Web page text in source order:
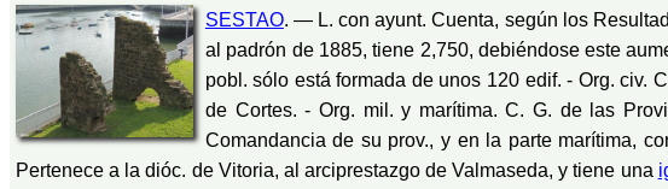
SESTAO. — L. con ayunt. Cuenta, según los
al padrón de 1885, tiene 2,750, debiéndose este
pobl. sólo está formada de unos 120 edif. - Org. civ.
de Cortes. - Org. mil. y marítima. C. G. de las
Comandancia de su prov., y en la parte marítima,
Pertenece a la dióc. de Vitoria, al arciprestazgo de Valmaseda, y tiene una